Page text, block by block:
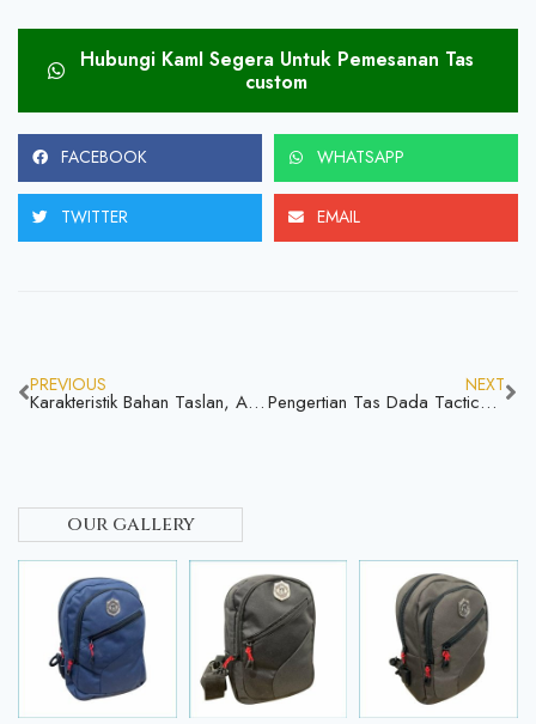
Hubungi KamI Segera Untuk Pemesanan Tas
custom
FACEBOOK WHATSAPP
TWITTER EMAIL
PREVIOUS
Karakteristik Bahan Taslan, Apakah Bahan Berkualitas? Yuk Simak
NEXT
Pengertian Tas Dada Tactical, Apa Aja Keunggulanya Yuk Simak
our gallery